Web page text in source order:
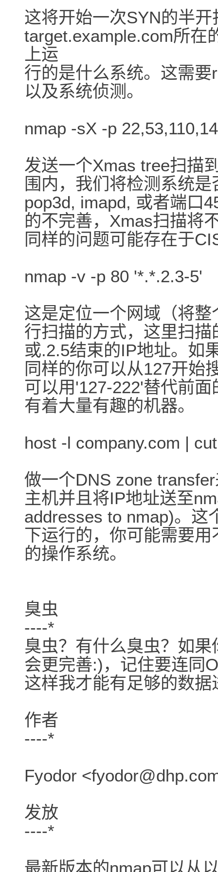
这将开始一次SYN的半
target.example.com所在
上运
行的是什么系统。这需
以及系统侦测。
nmap -sX -p
发送一个Xmas tree扫描
围内，我们将检测系统
pop3d, imapd, 或者端口
的不完善，Xmas扫描将
同样的问题可能存在于
nmap -v -p 80 '*.*.2.3-5'
这是定位一个网域（将
行扫描的方式，这里扫
或.2.5结束的IP地址。如
同样的你可以从127开始
可以用'127-222'替代前
有着大量有趣的机器。
host -l company.com |
做一个DNS zone
主机并且将IP地址送至
addresses to nmap)。这
下运行的，你可能需要
的操作系统。
臭虫
----*
臭虫？有什么臭虫？如
会更完善:)，记住要连同
这样我才能有足够的数
作者
----*
Fyodor
发放
----*
最新版本的nmap可以从